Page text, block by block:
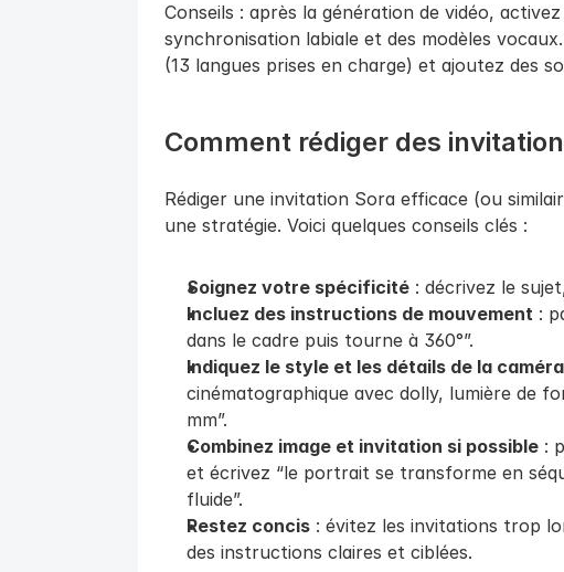
Conseils : après la génération de vidéo,
synchronisation labiale et des modèles
(13 langues prises en charge) et ajoutez des
Comment rédiger des
Rédiger une invitation Sora efficace (ou
une stratégie. Voici quelques conseils clés :
Soignez votre spécificité : décrivez le
Incluez des instructions de mouvement :
dans le cadre puis tourne à 360°”.
Indiquez le style et les détails de la caméra
cinématographique avec dolly, lumière de
mm”.
Combinez image et invitation si possible :
et écrivez “le portrait se transforme en
fluide”.
Restez concis : évitez les invitations trop
des instructions claires et ciblées.